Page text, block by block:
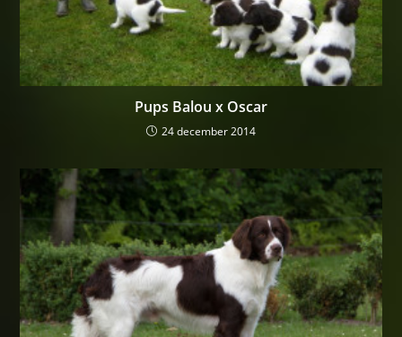
Pups Balou x Oscar
24 december 2014